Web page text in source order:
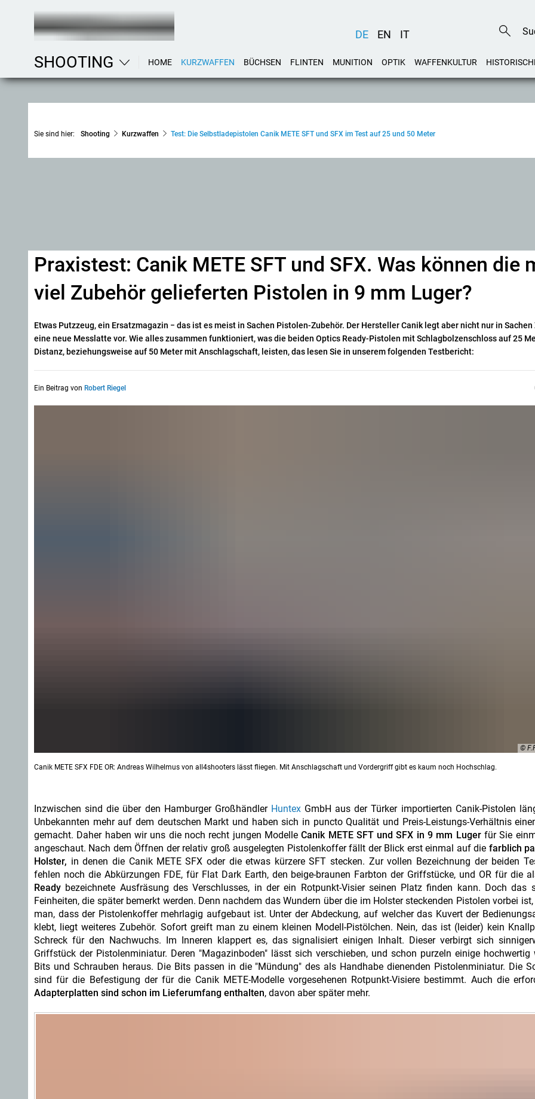
DE EN IT
SHOOTING HOME KURZWAFFEN BÜCHSEN FLINTEN MUNITION OPTIK WAFFENKULTUR
Sie sind hier: Shooting Kurzwaffen Test: Die Selbstladepistolen Canik METE SFT und SFX im Test auf 25 und 50 Meter
Praxistest: Canik METE SFT und SFX. Was können die
viel Zubehör gelieferten Pistolen in 9 mm Luger?
Etwas Putzzeug, ein Ersatzmagazin − das ist es meist in Sachen Pistolen-Zubehör. Der Hersteller Canik legt aber nicht nur in Sachen
eine neue Messlatte vor. Wie alles zusammen funktioniert, was die beiden Optics Ready-Pistolen mit Schlagbolzenschloss auf 25
Distanz, beziehungsweise auf 50 Meter mit Anschlagschaft, leisten, das lesen Sie in unserem folgenden Testbericht:
Ein Beitrag von Robert Riegel
©
Canik METE SFX FDE OR: Andreas Wilhelmus von all4shooters lässt fliegen. Mit Anschlagschaft und Vordergriff gibt es kaum noch Hochschlag.
Inzwischen sind die über den Hamburger Großhändler HuntexGmbH aus der Türker importierten Canik-Pistolen
Unbekannten mehr auf dem deutschen Markt und haben sich in puncto Qualität und Preis-Leistungs-Verhältnis
gemacht. Daher haben wir uns die noch recht jungen ModelleCanik METE SFT und SFX in 9 mm Lugerfür Sie
angeschaut. Nach dem Öffnen der relativ groß ausgelegten Pistolenkoffer fällt der Blick erst einmal auf die farblich
Holster, in denen die Canik METE SFX oder die etwas kürzere SFT stecken. Zur vollen Bezeichnung der beiden
fehlen noch die Abkürzungen FDE, für Flat Dark Earth, den beige-braunen Farbton der Griffstücke, und OR für die
Ready bezeichnete Ausfräsung des Verschlusses, in der ein Rotpunkt-Visier seinen Platz finden kann. Doch das
Feinheiten, die später bemerkt werden. Denn nachdem das Wundern über die im Holster steckenden Pistolen vorbei
man, dass der Pistolenkoffer mehrlagig aufgebaut ist. Unter der Abdeckung, auf welcher das Kuvert der
klebt, liegt weiteres Zubehör. Sofort greift man zu einem kleinen Modell-Pistölchen. Nein, das ist (leider) kein
Schreck für den Nachwuchs. Im Inneren klappert es, das signalisiert einigen Inhalt. Dieser verbirgt sich
Griffstück der Pistolenminiatur. Deren "Magazinboden" lässt sich verschieben, und schon purzeln einige hochwertig
Bits und Schrauben heraus. Die Bits passen in die "Mündung" des als Handhabe dienenden Pistolenminiatur. Die
sind für die Befestigung der für die Canik METE-Modelle vorgesehenen Rotpunkt-Visiere bestimmt. Auch die
Adapterplatten sind schon im Lieferumfang enthalten, davon aber später mehr.